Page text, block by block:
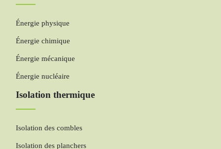
Énergie physique
Énergie chimique
Énergie mécanique
Énergie nucléaire
Isolation thermique
Isolation des combles
Isolation des planchers